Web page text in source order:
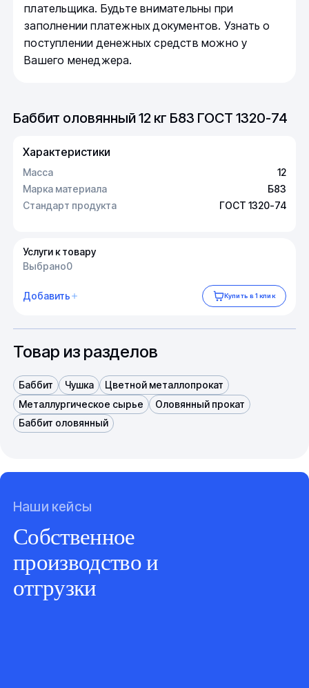
плательщика. Будьте внимательны при
заполнении платежных документов. Узнать о
поступлении денежных средств можно у
Вашего менеджера.
Баббит оловянный 12 кг Б83 ГОСТ 1320-74
Характеристики
Масса
12
Марка материала
Б83
Стандарт продукта
ГОСТ 1320-74
Услуги к товару
Выбрано0
Добавить Купить в 1 клик
Товар из разделов
Баббит Чушка
Цветной металлопрокат
Металлургическое сырье
Оловянный прокат
Баббит оловянный
Наши кейсы
Собственное
производство и
отгрузки